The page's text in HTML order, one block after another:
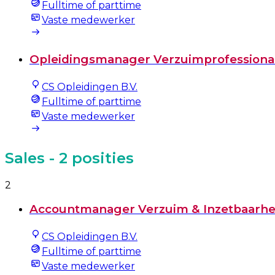
Fulltime of parttime
Vaste medewerker
Opleidingsmanager
CS Opleidingen B.V.
Fulltime of parttime
Vaste medewerker
Sales - 2 posities
2
Accountmanager Verzuim &
CS Opleidingen B.V.
Fulltime of parttime
Vaste medewerker